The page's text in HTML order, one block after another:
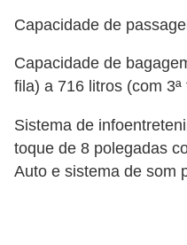
Capacidade de
Capacidade de
fila) a 716 litros (com 3ª
Sistema de
toque de 8 polegadas
Auto e sistema de som